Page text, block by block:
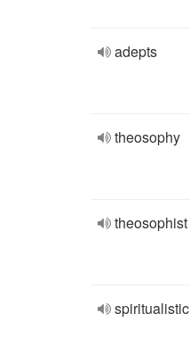
adepts
theosophy
theosophist
spiritualistic